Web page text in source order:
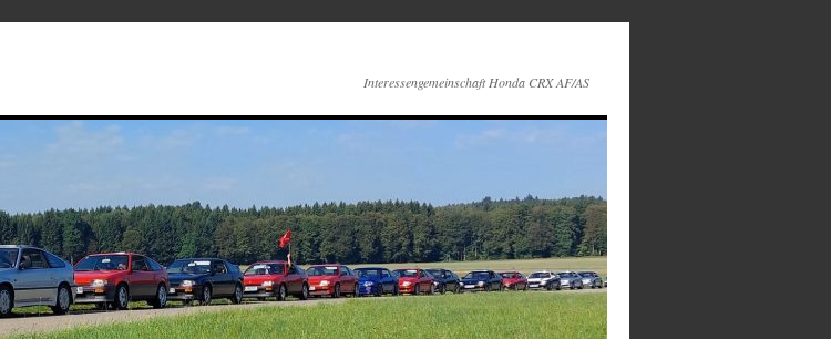
Interessengemeinschaft Honda CRX AF/AS